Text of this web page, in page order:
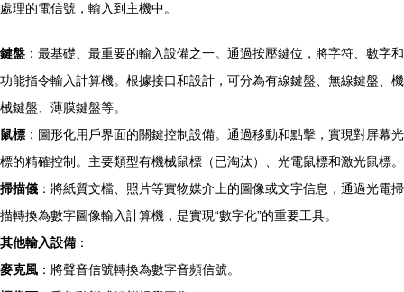
處理的電信號，輸入到主機中。
鍵盤 ：最基礎、最重要的輸入設備之一。通過按壓鍵位，將字符、數字和
功能指令輸入計算機。根據接口和設計，可分為有線鍵盤、無線鍵盤、機
械鍵盤、薄膜鍵盤等。
鼠標 ：圖形化用戶界面的關鍵控制設備。通過移動和點擊，實現對屏幕光
標的精確控制。主要類型有機械鼠標（已淘汰）、光電鼠標和激光鼠標。
掃描儀 ：將紙質文檔、照片等實物媒介上的圖像或文字信息，通過光電掃
描轉換為數字圖像輸入計算機，是實現“數字化”的重要工具。
其他輸入設備 ：
麥克風 ：將聲音信號轉換為數字音頻信號。